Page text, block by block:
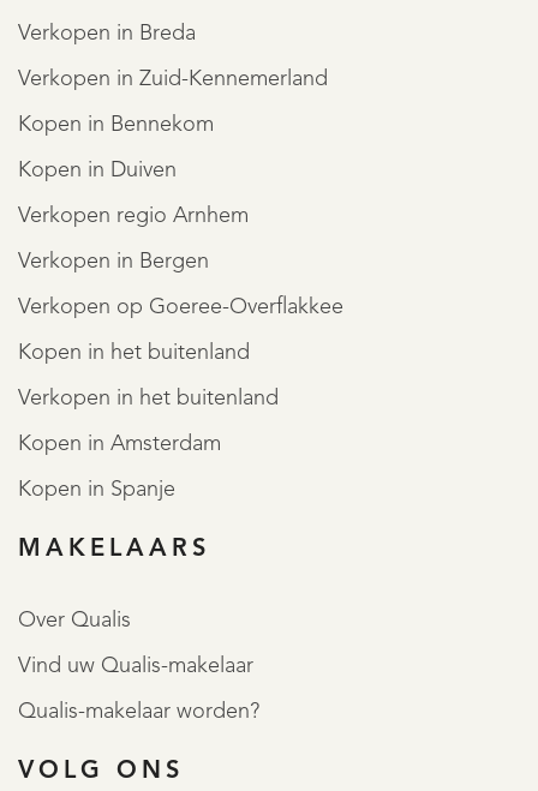
Verkopen in Breda
Verkopen in Zuid-Kennemerland
Kopen in Bennekom
Kopen in Duiven
Verkopen regio Arnhem
Verkopen in Bergen
Verkopen op Goeree-Overflakkee
Kopen in het buitenland
Verkopen in het buitenland
Kopen in Amsterdam
Kopen in Spanje
MAKELAARS
Over Qualis
Vind uw Qualis-makelaar
Qualis-makelaar worden?
VOLG ONS
REGISTREER